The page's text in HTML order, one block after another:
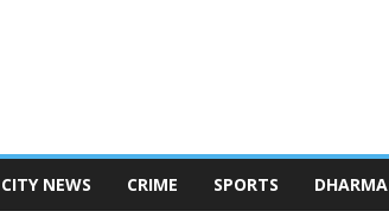
CITY NEWS CRIME SPORTS DHARMA